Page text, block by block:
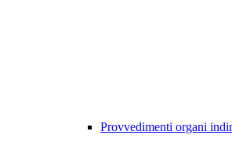
Provvedimenti organi